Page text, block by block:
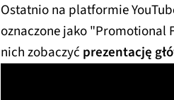
Ostatnio na platformie
oznaczone jako "Promotional
nich zobaczyć prezentację